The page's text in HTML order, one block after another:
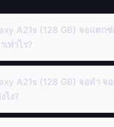
A21s (128 GB) จอแตก
เท่าไร?
A21s (128 GB) จอดำ จอ
ไง?